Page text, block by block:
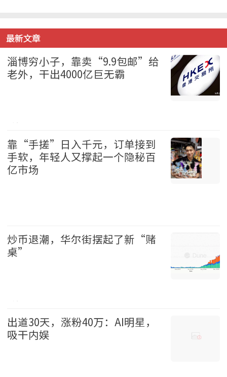
最新文章
淄博穷小子，靠卖“9.9包邮”给
老外，干出4000亿巨无霸
财经 2026-08-09
靠“手搓”日入千元，订单接到
手软，年轻人又撑起一个隐秘百
亿市场
炒币退潮，华尔街摆起了新“赌
桌”
财经 2026-08-09
出道30天，涨粉40万：AI明星，
吸干内娱